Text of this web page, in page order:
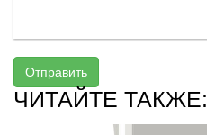
Отправить
ЧИТАЙТЕ ТАКЖЕ: